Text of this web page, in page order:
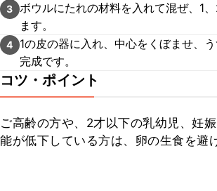
3 ボウルにたれの材料を入れて混ぜ、1
ます。
4
1の皮の器に入れ、中心をくぼませ、
完成です。
コツ・ポイント
ご高齢の方や、2才以下の乳幼児、妊
能が低下している方は、卵の生食を避